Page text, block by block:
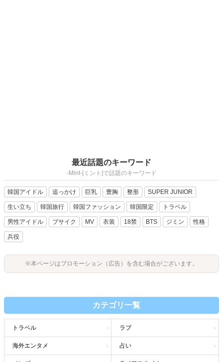
最近話題のキーワード
-Mint-[ミント]で話題のキーワード
韓国アイドル 追っかけ 巨乳 豊胸 整形 SUPER JUNIOR
生い立ち 韓国旅行 韓国ファッション 韓国限定 トラベル
男性アイドル ブサイク MV 衣装 18禁 BTS ジミン 性格
兵役
※本ページはプロモーション（広告）を含む場合がございます。
カテゴリ一覧
トラベル ラブ
海外エンタメ 占い